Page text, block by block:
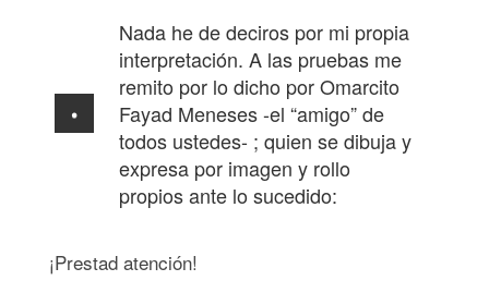
Nada he de deciros por mi propia
interpretación. A las pruebas me
remito por lo dicho por Omarcito
Fayad Meneses -el “amigo” de
todos ustedes- ; quien se dibuja y
expresa por imagen y rollo
propios ante lo sucedido:
¡Prestad atención!